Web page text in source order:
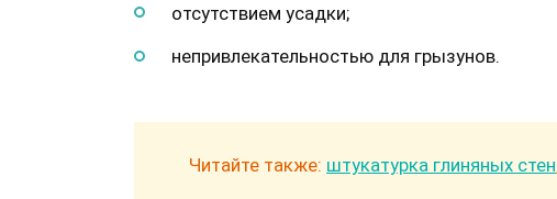
отсутствием усадки;
непривлекательностью для грызунов.
Читайте также: штукатурка глиняных стен